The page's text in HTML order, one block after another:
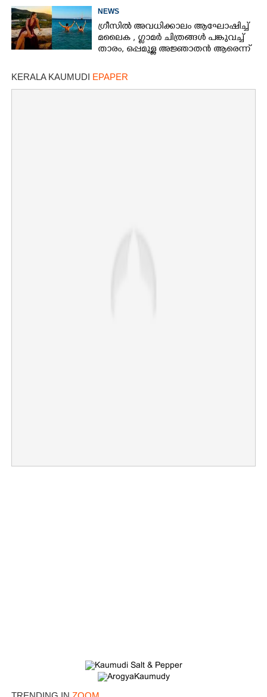
NEWS
ഗ്രീസിൽ അവധിക്കാലം ആഘോഷിച്ച്
മലൈക ,​ ഗ്ലാമർ ചിത്രങ്ങൾ പങ്കുവച്ച്
താരം,​ ഒപ്പമുള്ള അജ്ഞാതൻ ആരെന്ന്
KERALA KAUMUDI EPAPER